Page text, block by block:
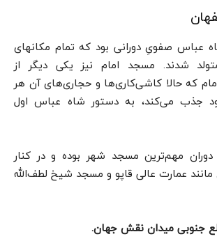
عباس صفویِ دورانی بود که تمام مکانهای
شدند. مسجد امام نیز یکی دیگر از
که حالا کاشی‌کاری‌ها و حجاری‌های آن هر
جذب می‌کند، به دستور شاه عباس اول
مهم‌ترین مسجد شهر بوده و در کنار
عمارت عالی قاپو و مسجد شیخ لطف‌الله
جنوبی میدان نقش جهان.